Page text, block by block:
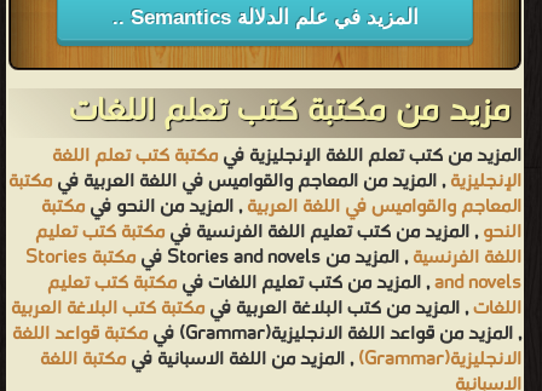
المزيد في علم الدلالة Semantics ..
مزيد من مكتبة كتب تعلم اللغات
المزيد من كتب تعلم اللغة الإنجليزية فيمكتبة كتب تعلم اللغة
الإنجليزية, المزيد من المعاجم والقواميس في اللغة العربية فيمكتبة
المعاجم والقواميس في اللغة العربية, المزيد من النحو فيمكتبة
النحو, المزيد من كتب تعليم اللغة الفرنسية فيمكتبة كتب تعليم
اللغة الفرنسية, المزيد من Stories and novels في مكتبة Stories
and novels, المزيد من كتب تعليم اللغات فيمكتبة كتب تعليم
اللغات, المزيد من كتب البلاغة العربية فيمكتبة كتب البلاغة العربية
, المزيد من قواعد اللغة الانجليزية(Grammar) في مكتبة قواعد اللغة
الانجليزية(Grammar) , المزيد من اللغة الاسبانية فيمكتبة اللغة